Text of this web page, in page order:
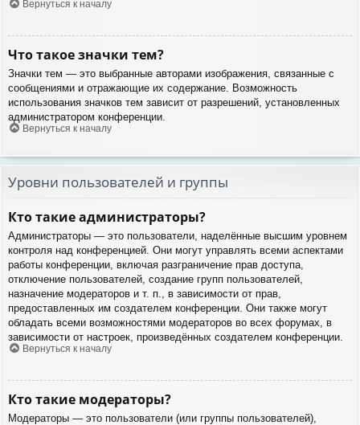
Вернуться к началу
Что такое значки тем?
Значки тем — это выбранные авторами изображения, связанные с
сообщениями и отражающие их содержание. Возможность
использования значков тем зависит от разрешений, установленных
администратором конференции.
Вернуться к началу
Уровни пользователей и группы
Кто такие администраторы?
Администраторы — это пользователи, наделённые высшим уровнем
контроля над конференцией. Они могут управлять всеми аспектами
работы конференции, включая разграничение прав доступа,
отключение пользователей, создание групп пользователей,
назначение модераторов и т. п., в зависимости от прав,
предоставленных им создателем конференции. Они также могут
обладать всеми возможностями модераторов во всех форумах, в
зависимости от настроек, произведённых создателем конференции.
Вернуться к началу
Кто такие модераторы?
Модераторы — это пользователи (или группы пользователей),